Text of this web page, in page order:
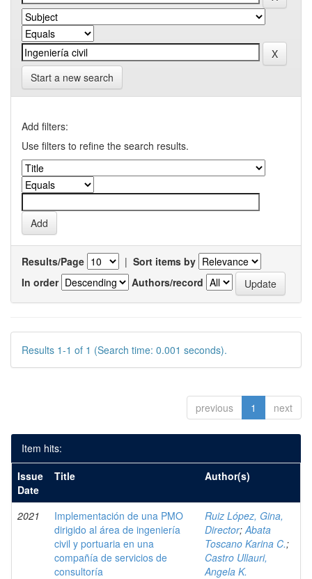
Start a new search
Add filters:
Use filters to refine the search results.
Results/Page | Sort items by
In order
Authors/record
Results 1-1 of 1 (Search time: 0.001 seconds).
previous 1 next
Item hits:
Issue
Date
Title Author(s)
2021
Implementación de una PMO
dirigido al área de ingeniería
civil y portuaria en una
compañía de servicios de
consultoría
Ruiz López, Gina,
Director;Abata
Toscano Karina C.;
Castro Ullauri,
Angela K.